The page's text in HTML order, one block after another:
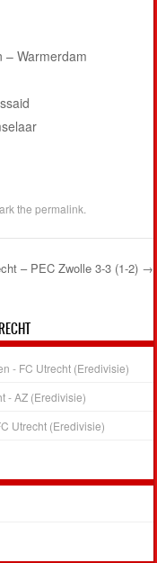
– Warmerdam
thepermalink
– PEC Zwolle 3-3 (1-2) →
- FC Utrecht (Eredivisie)
- AZ (Eredivisie)
Utrecht (Eredivisie)